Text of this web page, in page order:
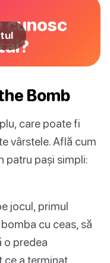
cunosc
Bomb
care poate fi
vârstele. Află cum
patru pași simpli:
jocul, primul
cu ceas, să
o predea
a terminat.